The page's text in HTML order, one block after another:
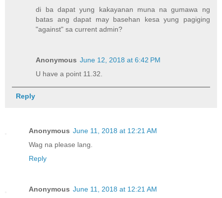
di ba dapat yung kakayanan muna na gumawa ng
batas ang dapat may basehan kesa yung pagiging
"against" sa current admin?
Anonymous June 12, 2018 at 6:42 PM
U have a point 11.32.
Reply
Anonymous June 11, 2018 at 12:21 AM
Wag na please lang.
Reply
Anonymous June 11, 2018 at 12:21 AM